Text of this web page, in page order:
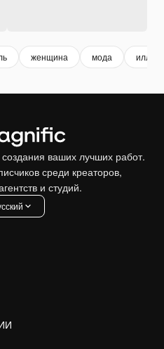
женщина мода
ваших лучших работ.
среди креаторов,
и студий.